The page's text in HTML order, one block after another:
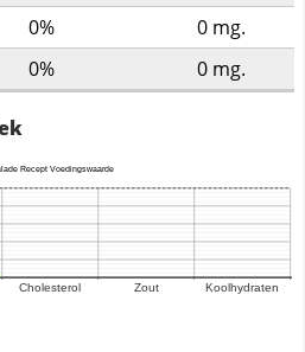
0% 0 mg.
0% 0 mg.